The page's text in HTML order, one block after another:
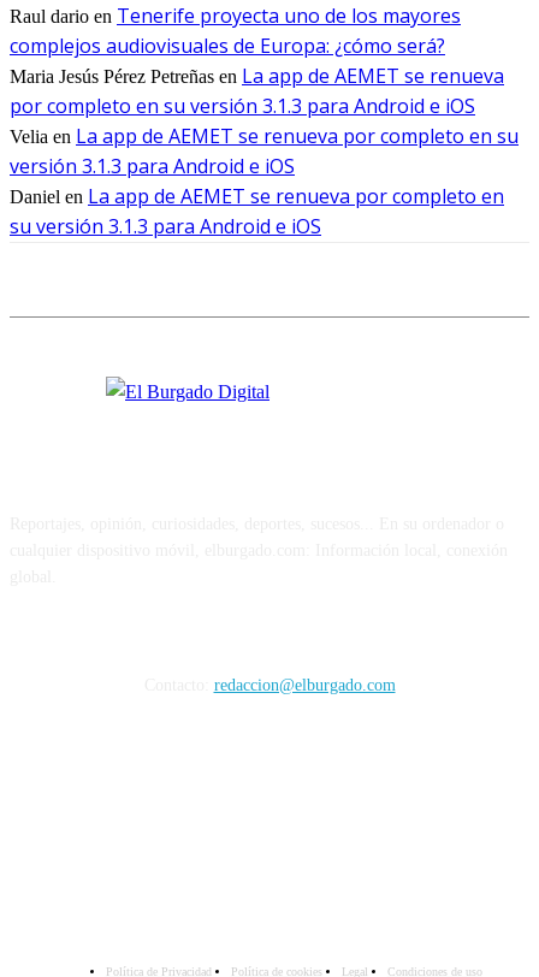
Raul dario en Tenerife proyecta uno de los mayores
complejos audiovisuales de Europa: ¿cómo será?
Maria Jesús Pérez Petreñas en La app de AEMET se renueva
por completo en su versión 3.1.3 para Android e iOS
Velia en La app de AEMET se renueva por completo en su
versión 3.1.3 para Android e iOS
Daniel en La app de AEMET se renueva por completo en
su versión 3.1.3 para Android e iOS
redaccion@elburgado.com
Política de Privacidad Política de cookies Legal
Condiciones de uso